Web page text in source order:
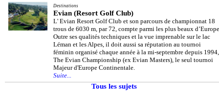
Destinations
Evian (Resort Golf Club)
L' Evian Resort Golf Club et son parcours de championnat 18
trous de 6030 m, par 72, compte parmi les plus beaux
Outre ses qualités techniques et la vue imprenable sur le lac
Léman et les Alpes, il doit aussi sa réputation au tournoi
féminin organisé chaque année à la mi-septembre depuis 1994,
The Evian Championship (ex Evian Masters), le seul tournoi
Majeur d'Europe Continentale.
Suite...
Tous les sujets